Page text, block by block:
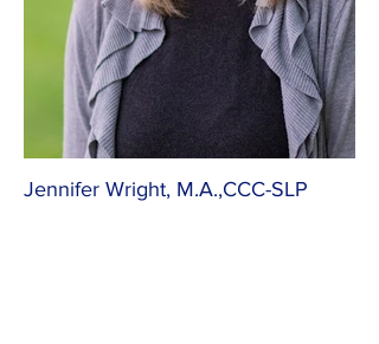
Jennifer Wright, M.A.,CCC-SLP